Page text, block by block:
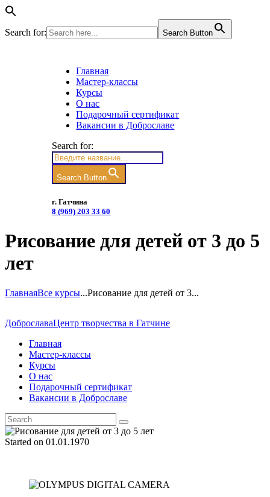
Search for: Search Button
Главная
Мастер-классы
Курсы
О нас
Подарочный сертификат
Вакансии в Доброславе
Search for:
Search Button
г. Гатчина
8 (969) 203 33 60
Рисование для детей от 3 до 5
лет
ГлавнаяВсе курсы...Рисование для детей от 3...
ДоброславаЦентр творчества в Гатчине
Главная
Мастер-классы
Курсы
О нас
Подарочный сертификат
Вакансии в Доброславе
Started on 01.01.1970